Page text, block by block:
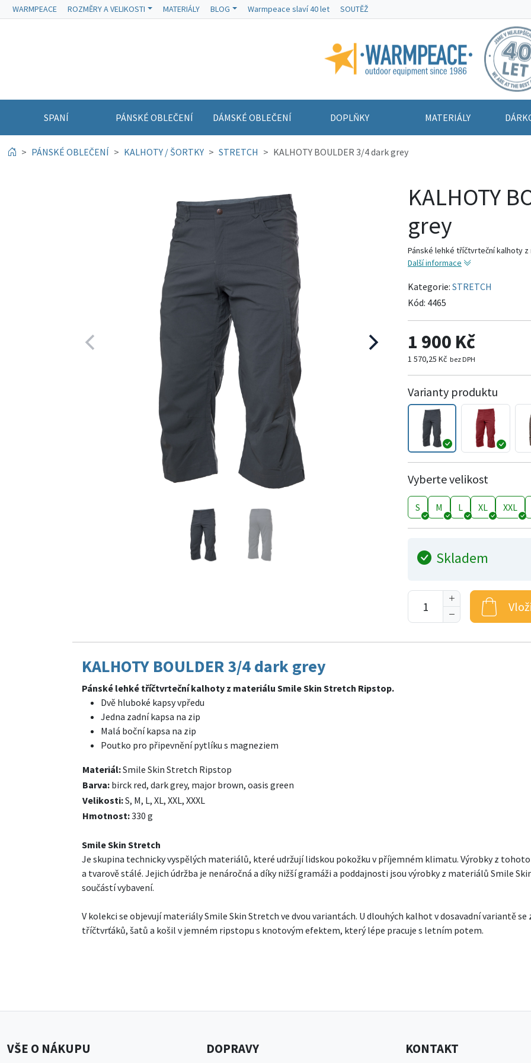
WARMPEACE ROZMĚRY A VELIKOSTI MATERIÁLY BLOG Warmpeace slaví 40 let SOUTĚŽ
Warmpeace
SPANÍ PÁNSKÉ OBLEČENÍ DÁMSKÉ OBLEČENÍ DOPLŇKY MATERIÁLY
PÁNSKÉ OBLEČENÍ KALHOTY / ŠORTKY STRETCH KALHOTY BOULDER 3/4 dark grey
KALHOTY
grey
Pánské lehké tříčtvrteční kalhoty
Další informace
Kategorie: STRETCH
Kód: 4465
1 900 Kč
1 570,25 Kč bez DPH
Varianty produktu
Vyberte velikost
S M L XL XXL
Skladem
KALHOTY BOULDER 3/4 dark grey
Pánské lehké tříčtvrteční kalhoty z materiálu Smile Skin Stretch Ripstop.
Dvě hluboké kapsy vpředu
Jedna zadní kapsa na zip
Malá boční kapsa na zip
Poutko pro připevnění pytlíku s magneziem
Materiál:Smile Skin Stretch Ripstop
Barva: birck red, dark grey, major brown, oasis green
Velikosti:S, M, L, XL, XXL, XXXL
Hmotnost:330 g
Smile Skin Stretch
Je skupina technicky vyspělých materiálů, které udržují lidskou pokožku v příjemném klimatu. Výrobky z
a tvarově stálé. Jejich údržba je nenáročná a díky nižší gramáži a poddajnosti jsou výrobky z materiálů Smile
součástí vybavení.
V kolekci se objevují materiály Smile Skin Stretch ve dvou variantách. U dlouhých kalhot v dosavadní variantě
tříčtvrťáků, šatů a košil v jemném ripstopu s knotovým efektem, který lépe pracuje s letním potem.
VŠE O NÁKUPU DOPRAVY KONTAKT